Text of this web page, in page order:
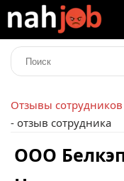
Отзывы сотрудников
- отзыв сотрудника
ООО